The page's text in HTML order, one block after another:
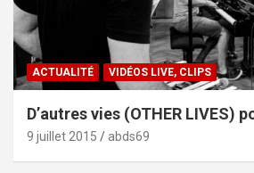
ACTUALITÉ VIDÉOS LIVE, CLIPS
D’autres vies (OTHER LIVES)
9 juillet 2015 abds69